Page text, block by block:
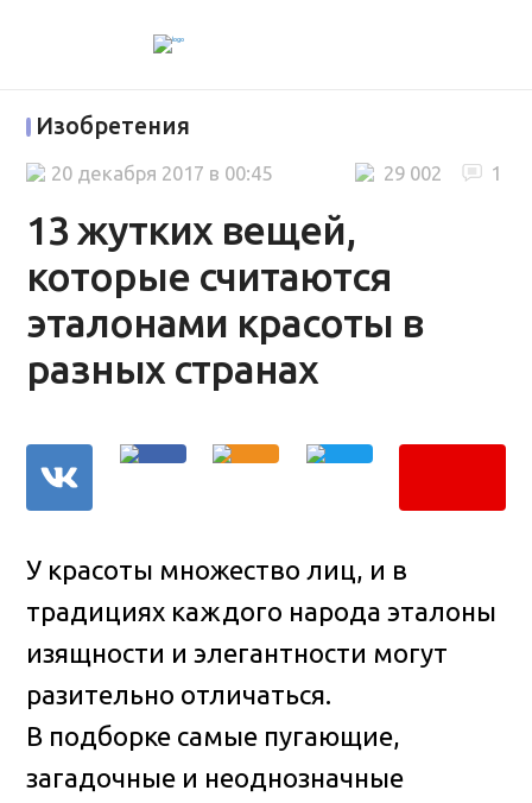
Изобретения
13 жутких вещей,
которые считаются
эталонами красоты в
разных странах
1
29 002
20 декабря 2017 в 00:45
У красоты множество лиц, и в
традициях каждого народа эталоны
изящности и элегантности могут
разительно отличаться.
В подборке самые пугающие,
загадочные и неоднозначные